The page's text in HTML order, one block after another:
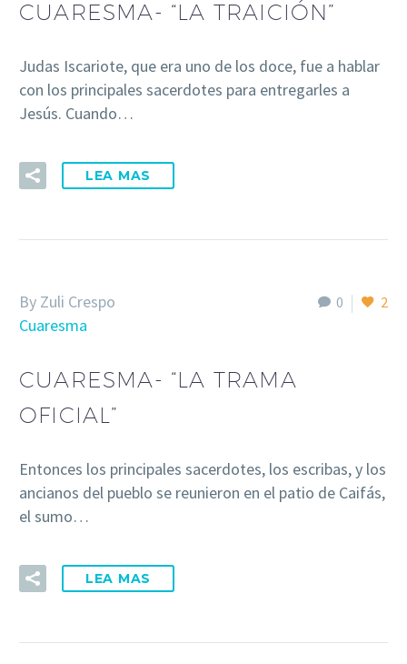
CUARESMA- “LA TRAICIÓN”
Judas Iscariote, que era uno de los doce, fue a hablar
con los principales sacerdotes para entregarles a
Jesús. Cuando…
LEA MAS
0 2
By Zuli Crespo
Cuaresma
CUARESMA- “LA TRAMA
OFICIAL”
Entonces los principales sacerdotes, los escribas, y los
ancianos del pueblo se reunieron en el patio de Caifás,
el sumo…
LEA MAS